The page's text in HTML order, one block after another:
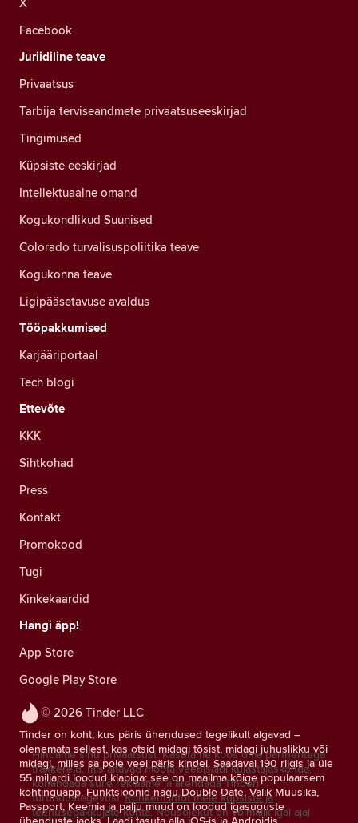
© 2026 Tinder LLC
Tinder on koht, kus päris ühendused tegelikult algavad –
olenemata sellest, kas otsid midagi tõsist, midagi juhuslikku või
midagi, milles sa pole veel päris kindel. Saadaval 190 riigis ja üle
55 miljardi loodud klapiga: see on maailma kõige populaarsem
kohtinguäpp. Funktsioonid nagu Double Date, Valik Muusika,
Passport, Keemia ja palju muud on loodud igasuguste
Facebook
Juriidiline teave
Privaatsus
Tarbija terviseandmete privaatsuseeskirjad
Tingimused
Küpsiste eeskirjad
Intellektuaalne omand
Kogukondlikud Suunised
Colorado turvalisuspoliitika teave
Kogukonna teave
Ligipääsetavuse avaldus
Tööpakkumised
Karjääriportaal
Tech blogi
Ettevõte
KKK
Sihtkohad
Press
Kontakt
Promokood
Tugi
Kinkekaardid
Hangi äpp!
App Store
Google Play Store
Hindame sinu privaatsust. Kasutame koos oma partneritega
träkkereid, mis aitavad mõõta veebisaidi külastajaskonda,
kohandada sulle reklaame ja arendada Tinderi
turundustegevusi. Rohkem infot meie küpsiste ja
teenusepakkujate kohta. Nõusolekut on võimalik igal ajal